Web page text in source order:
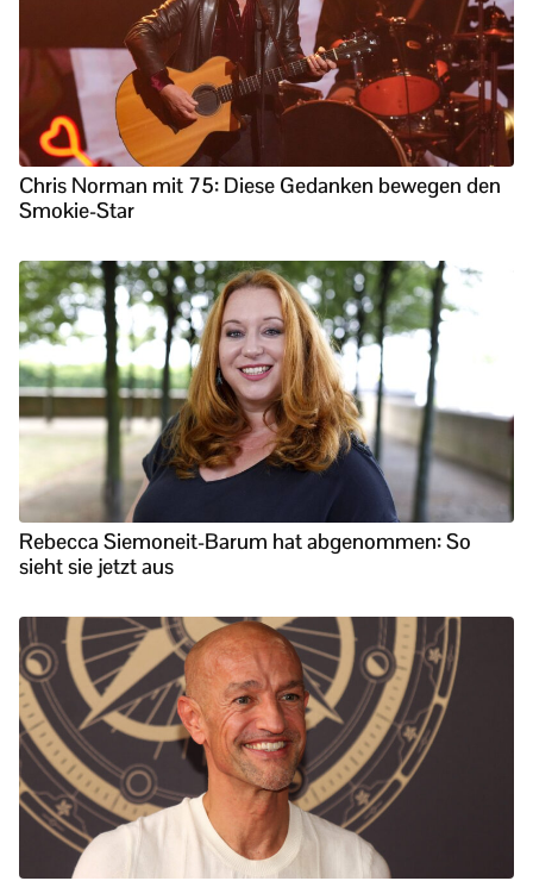
Chris Norman mit 75: Diese Gedanken bewegen den
Smokie-Star
Rebecca Siemoneit-Barum hat abgenommen: So
sieht sie jetzt aus